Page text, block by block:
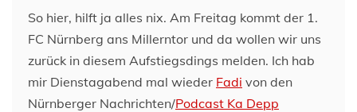
So hier, hilft ja alles nix. Am Freitag kommt der 1.
FC Nürnberg ans Millerntor und da wollen wir uns
zurück in diesem Aufstiegsdings melden. Ich hab
mir Dienstagabend mal wieder Fadi von den
Nürnberger Nachrichten/Podcast Ka Depp